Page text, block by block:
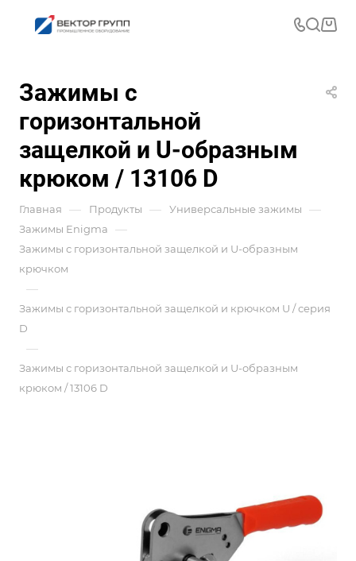
Зажимы с
горизонтальной
защелкой и U-образным
крюком / 13106 D
Главная — Продукты — Универсальные зажимы —
Зажимы Enigma —
Зажимы с горизонтальной защелкой и U-образным
крючком
—
Зажимы с горизонтальной защелкой и крючком U / серия
D
—
Зажимы с горизонтальной защелкой и U-образным
крюком / 13106 D